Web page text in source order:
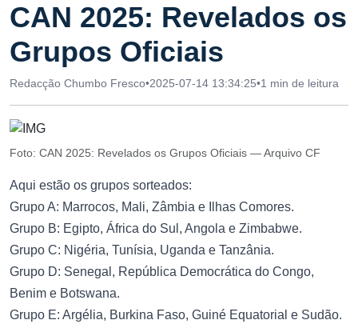
CAN 2025: Revelados os
Grupos Oficiais
Redacção Chumbo Fresco•2025-07-14 13:34:25•1 min de leitura
Foto: CAN 2025: Revelados os Grupos Oficiais — Arquivo CF
Aqui estão os grupos sorteados:
Grupo A: Marrocos, Mali, Zâmbia e Ilhas Comores.
Grupo B: Egipto, África do Sul, Angola e Zimbabwe.
Grupo C: Nigéria, Tunísia, Uganda e Tanzânia.
Grupo D: Senegal, República Democrática do Congo,
Benim e Botswana.
Grupo E: Argélia, Burkina Faso, Guiné Equatorial e Sudão.